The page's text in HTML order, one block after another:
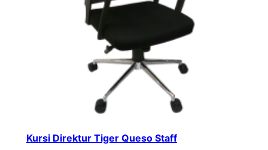
Kursi Direktur Tiger Queso Staff